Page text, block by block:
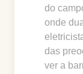
do
onde
das
ver a